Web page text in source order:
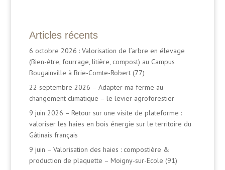
Articles récents
6 octobre 2026 : Valorisation de l’arbre en élevage
(Bien-être, fourrage, litière, compost) au Campus
Bougainville à Brie-Comte-Robert (77)
22 septembre 2026 – Adapter ma ferme au
changement climatique – le levier agroforestier
9 juin 2026 – Retour sur une visite de plateforme :
valoriser les haies en bois énergie sur le territoire du
Gâtinais français
9 juin – Valorisation des haies : compostière &
production de plaquette – Moigny-sur-Ecole (91)